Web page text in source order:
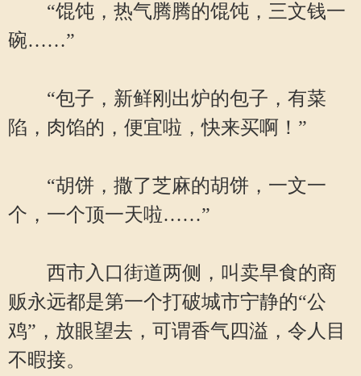
“馄饨，热气腾腾的馄饨，三文钱一
碗……”
“包子，新鲜刚出炉的包子，有菜
陷，肉馅的，便宜啦，快来买啊！”
“胡饼，撒了芝麻的胡饼，一文一
个，一个顶一天啦……”
西市入口街道两侧，叫卖早食的商
贩永远都是第一个打破城市宁静的“公
鸡”，放眼望去，可谓香气四溢，令人目
不暇接。